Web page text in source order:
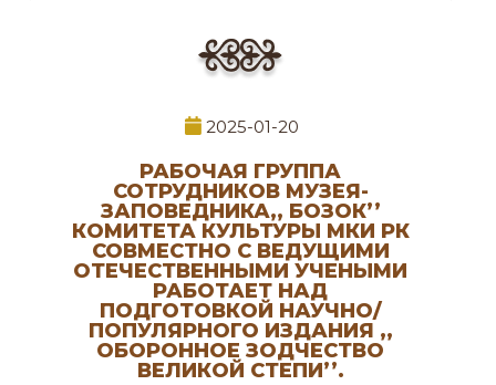
2025-01-20
РАБОЧАЯ ГРУППА
СОТРУДНИКОВ МУЗЕЯ-
ЗАПОВЕДНИКА,, БОЗОК’’
КОМИТЕТА КУЛЬТУРЫ МКИ РК
СОВМЕСТНО С ВЕДУЩИМИ
ОТЕЧЕСТВЕННЫМИ УЧЕНЫМИ
РАБОТАЕТ НАД
ПОДГОТОВКОЙ НАУЧНО/
ПОПУЛЯРНОГО ИЗДАНИЯ ,,
ОБОРОННОЕ ЗОДЧЕСТВО
ВЕЛИКОЙ СТЕПИ’’.